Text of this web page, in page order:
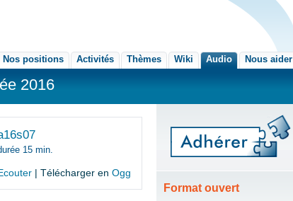
Nos positions Activités Thèmes Wiki Audio Nous aider
2016
Format ouvert
15 min.
| Télécharger en Ogg